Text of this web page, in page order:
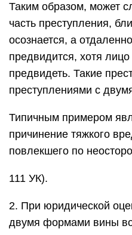
Таким образом, может
часть преступления,
осознается, а
предвидится, хотя
предвидеть. Такие
преступлениями с
Типичным примером
причинение тяжкого
повлекшего по
111 УК).
2. При юридической
двумя формами вины